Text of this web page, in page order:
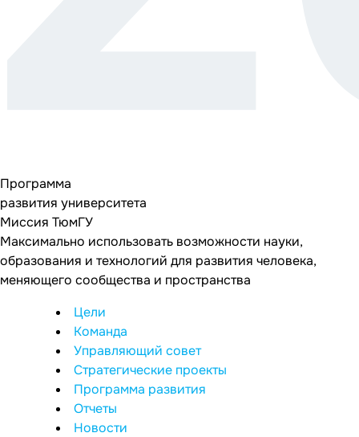
Программа
развития университета
Миссия ТюмГУ
Максимально использовать возможности науки,
образования и технологий для развития человека,
меняющего сообщества и пространства
Цели
Команда
Управляющий совет
Стратегические проекты
Программа развития
Отчеты
Новости